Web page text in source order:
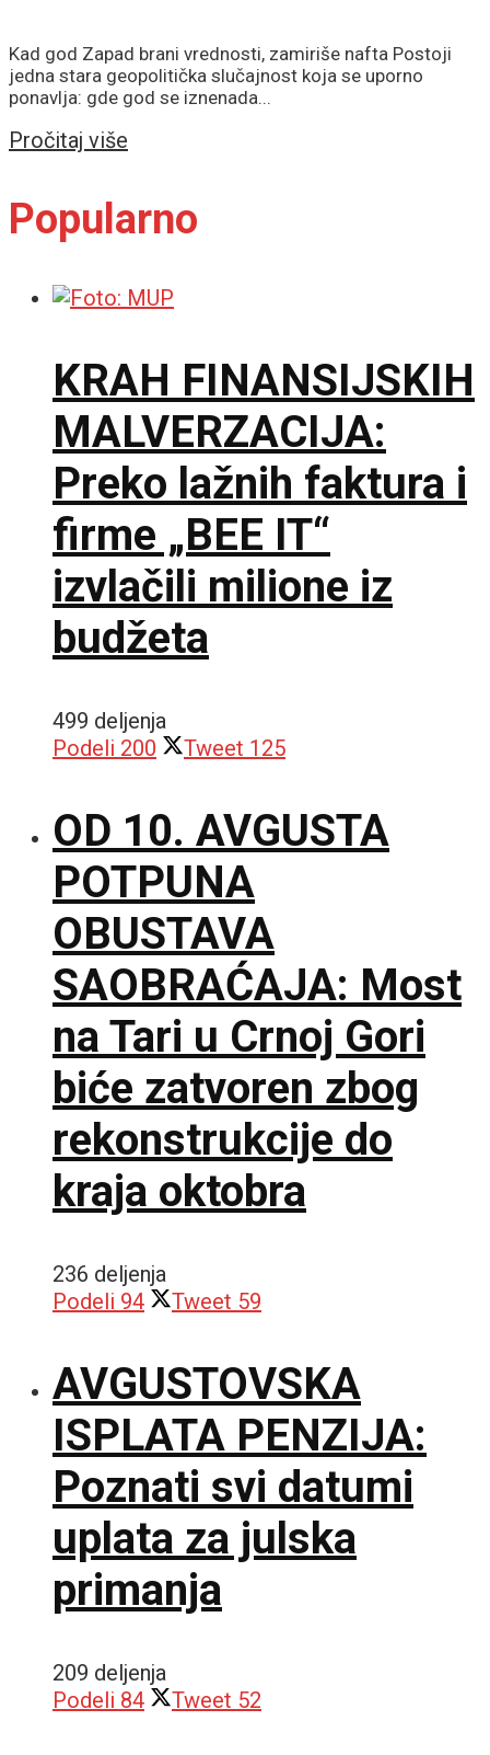
Kad god Zapad brani vrednosti, zamiriše nafta Postoji
jedna stara geopolitička slučajnost koja se uporno
ponavlja: gde god se iznenada...
Pročitaj više
Popularno
KRAH FINANSIJSKIH
MALVERZACIJA:
Preko lažnih faktura i
firme „BEE IT“
izvlačili milione iz
budžeta
499 deljenja
Podeli 200 Tweet 125
OD 10. AVGUSTA
POTPUNA
OBUSTAVA
SAOBRAĆAJA: Most
na Tari u Crnoj Gori
biće zatvoren zbog
rekonstrukcije do
kraja oktobra
236 deljenja
Podeli 94 Tweet 59
AVGUSTOVSKA
ISPLATA PENZIJA:
Poznati svi datumi
uplata za julska
primanja
209 deljenja
Podeli 84 Tweet 52